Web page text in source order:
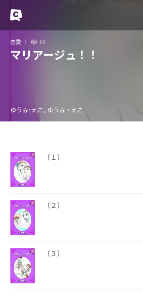
恋愛 18
マリアージュ！！
ゆうみ･えこ, ゆうみ・えこ
（１）
（２）
（３）